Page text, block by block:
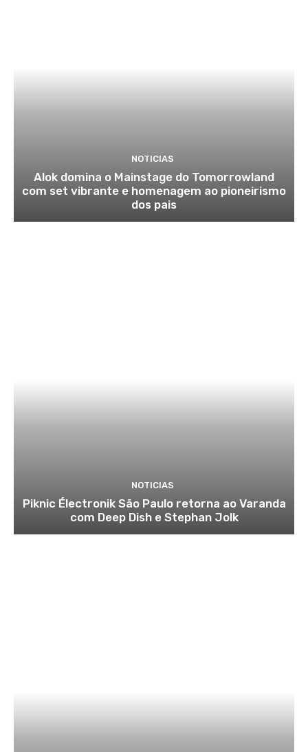
NOTICIAS
Alok domina o Mainstage do Tomorrowland
com set vibrante e homenagem ao pioneirismo
dos pais
NOTICIAS
Piknic Électronik São Paulo retorna ao Varanda
com Deep Dish e Stephan Jolk